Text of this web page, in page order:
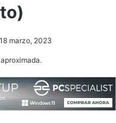
18 marzo, 2023